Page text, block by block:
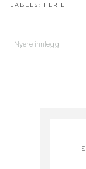
LABELS: FERIE
Nyere innlegg